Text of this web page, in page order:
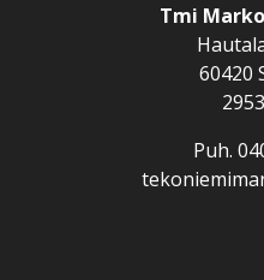
Tmi
60420
Puh.